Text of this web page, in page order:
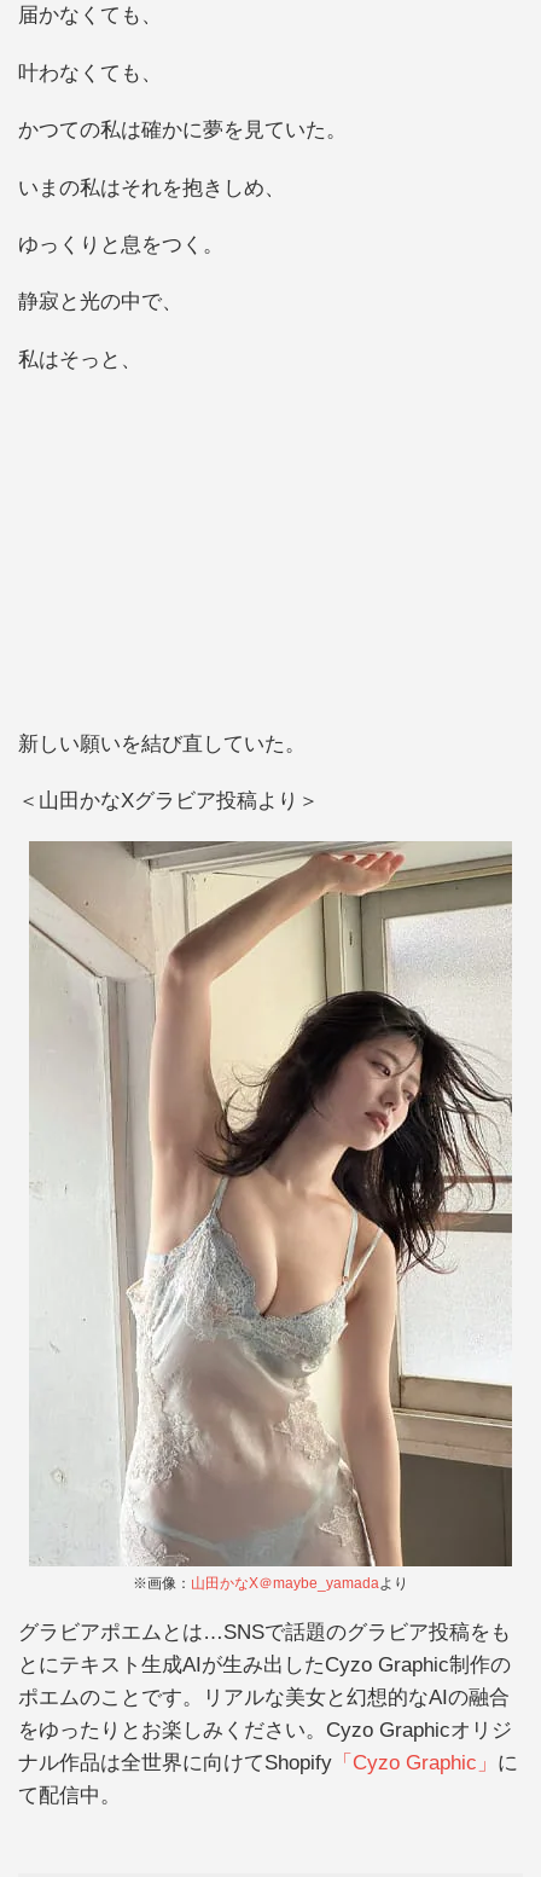
届かなくても、
叶わなくても、
かつての私は確かに夢を見ていた。
いまの私はそれを抱きしめ、
ゆっくりと息をつく。
静寂と光の中で、
私はそっと、
新しい願いを結び直していた。
＜山田かなXグラビア投稿より＞
※画像： 山田かなX＠maybe_yamadaより
グラビアポエムとは…SNSで話題のグラビア投稿をも
とにテキスト生成AIが生み出したCyzo Graphic制作の
ポエムのことです。リアルな美女と幻想的なAIの融合
をゆったりとお楽しみください。Cyzo Graphicオリジ
ナル作品は全世界に向けてShopify 「Cyzo Graphic」 に
て配信中。